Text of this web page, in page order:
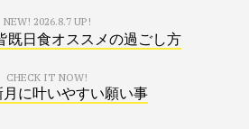
NEW! 2026.8.7 UP!
既日食オススメの過ごし方
CHECK IT NOW!
月に叶いやすい願い事